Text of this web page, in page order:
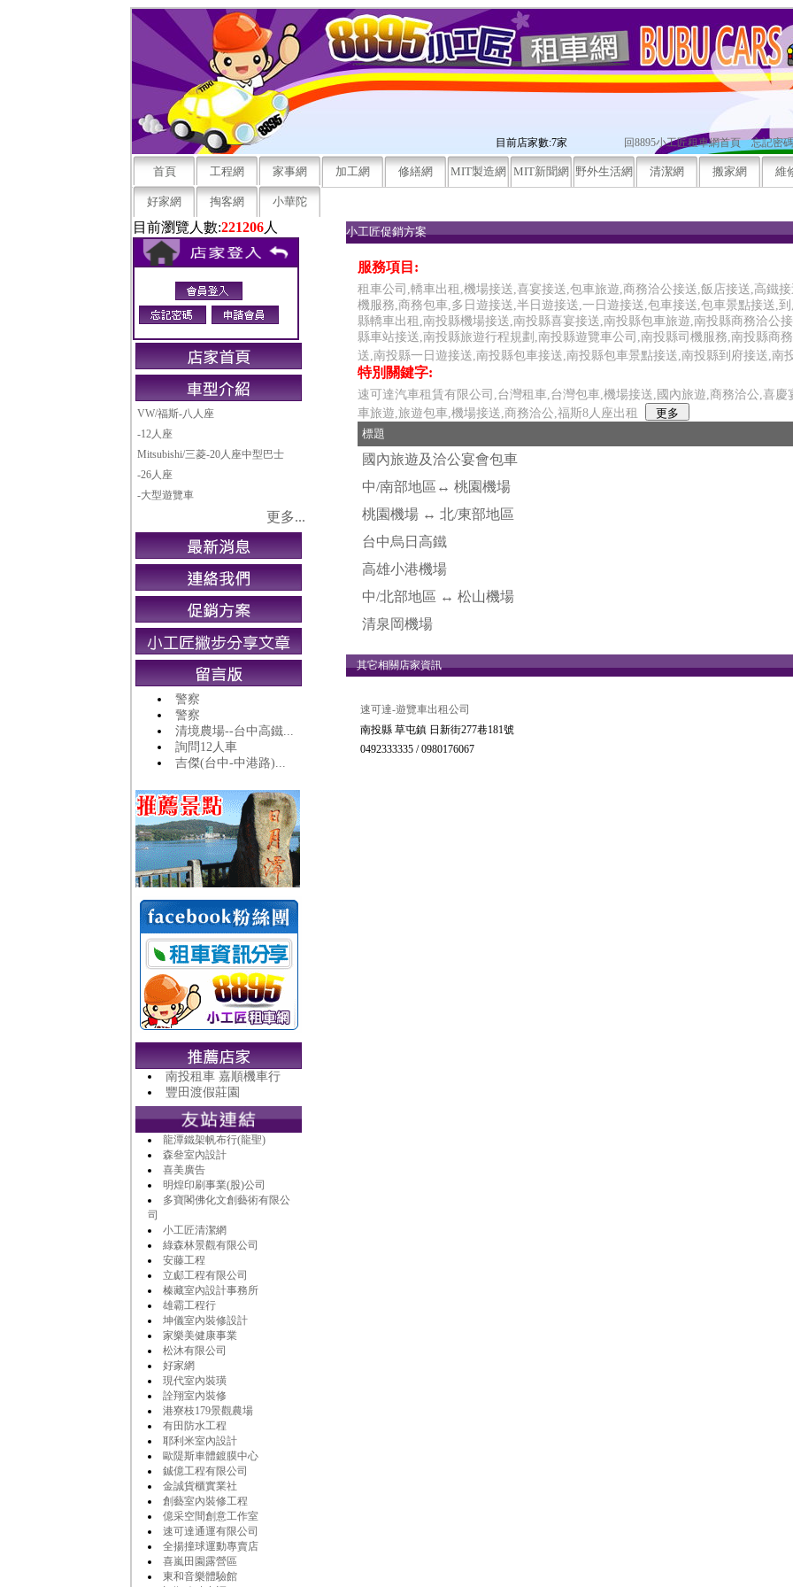
目前店家數:7家 回8895小工匠租車網首頁 忘記密碼
首頁 工程網 家事網 加工網 修繕網 MIT製造網 MIT新聞網 野外生活網 清潔網 搬家網 維
好家網 掏客網 小華陀
目前瀏覽人數:221206人
VW/福斯-八人座
-12人座
Mitsubishi/三菱-20人座中型巴士
-26人座
-大型遊覽車
更多...
警察
警察
清境農場--台中高鐵...
詢問12人車
吉傑(台中-中港路)...
南投租車 嘉順機車行
豐田渡假莊園
龍潭鐵架帆布行(龍聖)
森叄室內設計
喜美廣告
明煌印刷事業(股)公司
多寶閣佛化文創藝術有限公
司
小工匠清潔網
綠森林景觀有限公司
安藤工程
立郕工程有限公司
榛藏室內設計事務所
雄霸工程行
坤儀室內裝修設計
家樂美健康事業
松沐有限公司
好家網
現代室內裝璜
詮翔室內裝修
港寮枝179景觀農場
有田防水工程
耶利米室內設計
歐隄斯車體鍍膜中心
鋮億工程有限公司
金誠貨櫃實業社
創藝室內裝修工程
億采空間創意工作室
速可達通運有限公司
全揚撞球運動專賣店
喜嵐田園露營區
東和音樂體驗館
小工匠促銷方案
服務項目:
租車公司,轎車出租,機場接送,喜宴接送,包車旅遊,商務洽公接送,飯店接送,高鐵
機服務,商務包車,多日遊接送,半日遊接送,一日遊接送,包車接送,包車景點接送,
縣轎車出租,南投縣機場接送,南投縣喜宴接送,南投縣包車旅遊,南投縣商務洽公
縣車站接送,南投縣旅遊行程規劃,南投縣遊覽車公司,南投縣司機服務,南投縣商
送,南投縣一日遊接送,南投縣包車接送,南投縣包車景點接送,南投縣到府接送,南
特別關鍵字:
速可達汽車租賃有限公司,台灣租車,台灣包車,機場接送,國內旅遊,商務洽公,喜
車旅遊,旅遊包車,機場接送,商務洽公,福斯8人座出租
標題
國內旅遊及洽公宴會包車
中/南部地區↔ 桃園機場
桃園機場 ↔ 北/東部地區
台中烏日高鐵
高雄小港機場
中/北部地區 ↔ 松山機場
清泉岡機場
其它相關店家資訊
速可達-遊覽車出租公司
南投縣 草屯鎮 日新街277巷181號
0492333335 / 0980176067